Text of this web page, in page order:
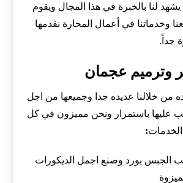
لنا بالخبرة في هذا المجال ويقوم
وخدماتنا في أعمال المحارة نقدمها
جداً.
وترميم عجمان
من خلالنا عديده جدا وجميعها من اجل
عليها باستمرار ونحن مميزون في كل
:
الجبس بورد وصنع اجمل الديكورات